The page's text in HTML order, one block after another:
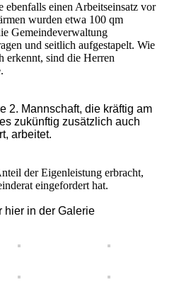
ebenfalls einen Arbeitseinsatz vor
wurden etwa 100 qm
Gemeindeverwaltung
und seitlich aufgestapelt. Wie
erkennt, sind die Herren
2. Mannschaft, die kräftig am
zukünftig zusätzlich auch
arbeitet.
der Eigenleistung erbracht,
eingefordert hat.
hier in der Galerie